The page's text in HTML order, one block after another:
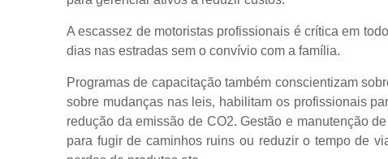
A escassez de motoristas profissionais é crítica em
dias nas estradas sem o convívio com a família.
Programas de capacitação também conscientizam
sobre mudanças nas leis, habilitam os profissionais
redução da emissão de CO2. Gestão e manutenção
para fugir de caminhos ruins ou reduzir o tempo de